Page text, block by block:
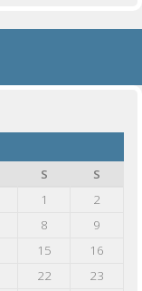
S
S
1
2
8
9
15
16
22
23